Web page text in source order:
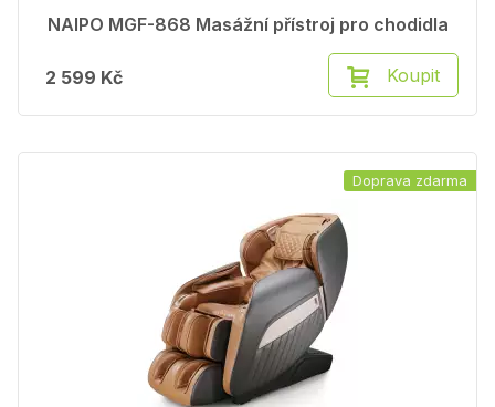
NAIPO MGF-868 Masážní přístroj pro chodidla
2 599 Kč Koupit
Doprava zdarma